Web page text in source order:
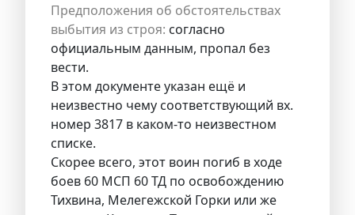
Предположения об обстоятельствах
выбытия из строя: согласно
официальным данным, пропал без
вести.
В этом документе указан ещё и
неизвестно чему соответствующий вх.
номер 3817 в каком-то неизвестном
списке.
Скорее всего, этот воин погиб в ходе
боев 60 МСП 60 ТД по освобождению
Тихвина, Мелегежской Горки или же